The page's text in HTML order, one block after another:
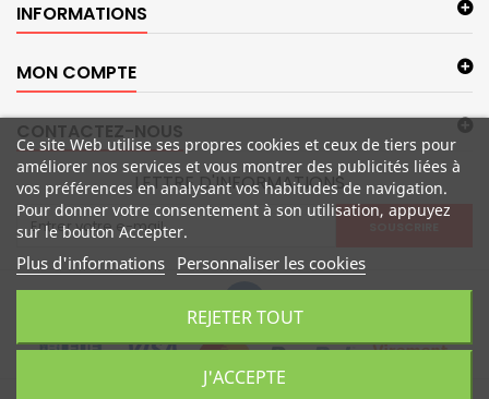
INFORMATIONS
MON COMPTE
CONTACTEZ-NOUS
LETTRE D'INFORMATIONS
Ce site Web utilise ses propres cookies et ceux de tiers pour
améliorer nos services et vous montrer des publicités liées à
vos préférences en analysant vos habitudes de navigation.
Pour donner votre consentement à son utilisation, appuyez
sur le bouton Accepter.
Plus d'informations Personnaliser les cookies
REJETER TOUT
J'ACCEPTE